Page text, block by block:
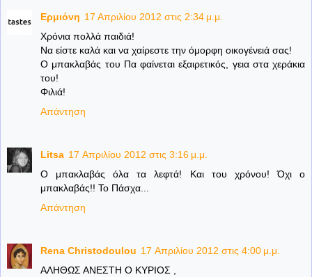
Ερμιόνη 17 Απριλίου 2012 στις 2:34 μ.μ.
Χρόνια πολλά παιδιά!
Να είστε καλά και να χαίρεστε την όμορφη οικογένειά σας!
Ο μπακλαβάς του Πα φαίνεται εξαιρετικός, γεια στα χεράκια
του!
Φιλιά!
Απάντηση
Litsa 17 Απριλίου 2012 στις 3:16 μ.μ.
Ο μπακλαβάς όλα τα λεφτά! Και του χρόνου! Όχι ο
μπακλαβάς!! Το Πάσχα...
Απάντηση
Rena Christodoulou 17 Απριλίου 2012 στις 4:00 μ.μ.
ΑΛΗΘΩΣ ΑΝΕΣΤΗ Ο ΚΥΡΙΟΣ ,